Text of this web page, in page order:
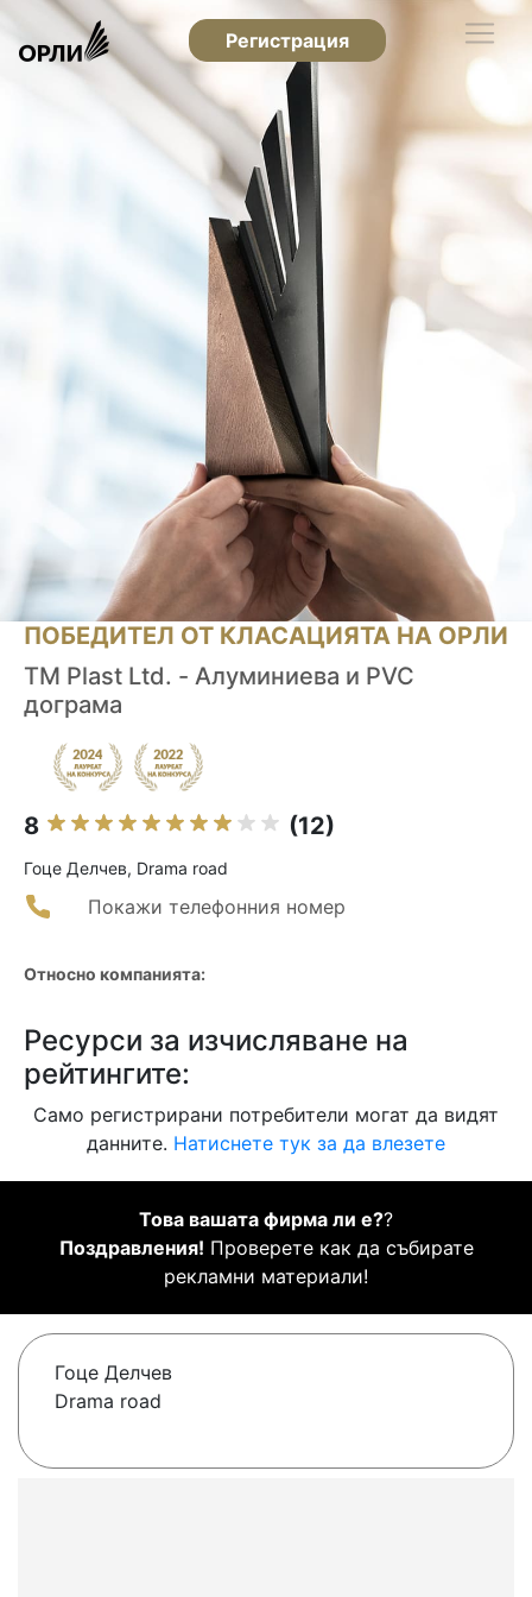
Регистрация
ПОБЕДИТЕЛ ОТ КЛАСАЦИЯТА НА ОРЛИ
TM Plast Ltd. - Алуминиева и PVC
дограма
8 (12)
Гоце Делчев, Drama road
Покажи телефонния номер
Относно компанията:
Ресурси за изчисляване на
рейтингите:
Само регистрирани потребители могат да видят
данните. Натиснете тук за да влезете
Това вашата фирма ли е??
Поздравления! Проверете как да събирате
рекламни материали!
Гоце Делчев
Drama road